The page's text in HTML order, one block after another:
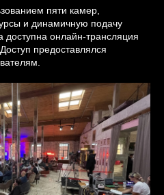
пяти камер,
и динамичную подачу
доступна онлайн-трансляция
предоставлялся